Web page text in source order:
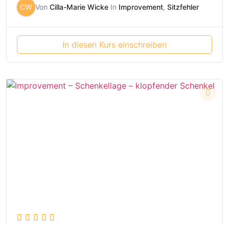
CW Von Cilla-Marie Wicke In Improvement, Sitzfehler
In diesen Kurs einschreiben